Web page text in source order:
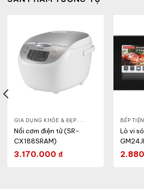
GIA DỤNG KHỎE & ĐẸP, NỒI - ẤM - CA - BÌNH ,
Nồi cơm điện tử (SR-
CX188SRAM)
3.170.000 ₫
BẾP
Lò vi
,LÒ VI SÓNG